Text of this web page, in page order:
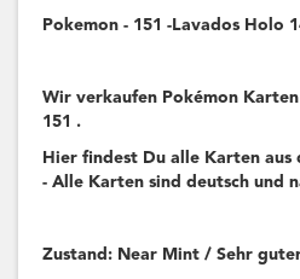
Pokemon - 151 -Lavados Holo
Wir verkaufen Pokémon
151 .
Hier findest Du alle Karten aus
- Alle Karten sind deutsch und
Zustand: Near Mint / Sehr